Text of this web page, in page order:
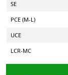
SE
PCE (M-L)
UCE
LCR-MC